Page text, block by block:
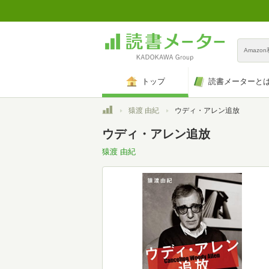
Amazon
トップ 読書メーターと
トップ猿渡 由紀 ウディ・アレン追放
ウディ・アレン追放
猿渡 由紀